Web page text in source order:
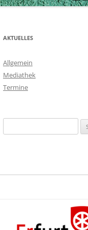
AKTUELLES
Allgemein
Mediathek
Termine
nach: